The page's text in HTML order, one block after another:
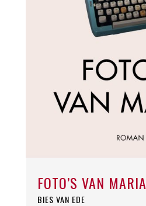
FOTO’S VAN MARIA
BIES VAN EDE